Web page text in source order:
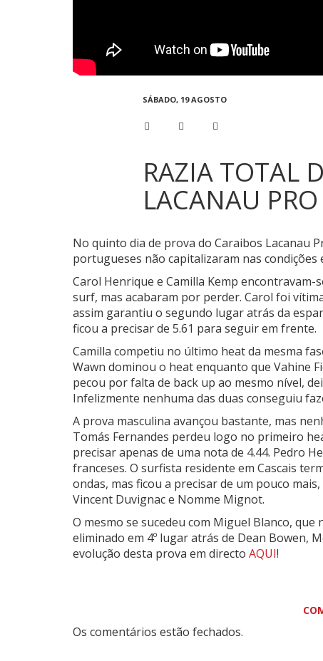
SÁBADO, 19 AGOSTO
RAZIA TOTAL
LACANAU
No quinto dia de prova do Caraibos Lacanau
portugueses não capitalizaram nas condições
Carol Henrique e Camilla Kemp
surf, mas acabaram por perder. Carol foi
assim garantiu o segundo lugar atrás da
ficou a precisar de 5.61 para seguir em frente.
Camilla competiu no último heat da mesma
Wawn dominou o heat enquanto que Vahine
pecou por falta de back up ao mesmo nível,
Infelizmente nenhuma das duas conseguiu
A prova masculina avançou bastante, mas
Tomás Fernandes perdeu logo no primeiro
precisar apenas de uma nota de 4.44. Pedro
franceses. O surfista residente em Cascais
ondas, mas ficou a precisar de um pouco
Vincent Duvignac e Nomme Mignot.
O mesmo se sucedeu com Miguel Blanco,
eliminado em 4º lugar atrás de Dean Bowen,
evolução desta prova em directo AQUI!
Os comentários estão fechados.